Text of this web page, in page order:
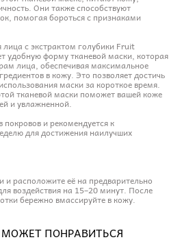
Они также способствуют
помогая бороться с признаками
лица с экстрактом голубики Fruit
удобную форму тканевой маски, которая
лица, обеспечивая максимальное
в кожу. Это позволяет достичь
маски за короткое время.
тканевой маски поможет вашей коже
и увлажненной.
и рекомендуется к
для достижения наилучших
и расположите её на предварительно
воздействия на 15–20 минут. После
бережно вмассируйте в кожу.
ПОНРАВИТЬСЯ